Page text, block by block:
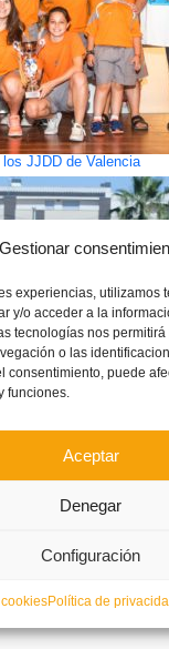
Gestionar
experiencias, utilizamos
y/o acceder a la
tecnologías nos permitirá
o las
consentimiento, puede
funciones.
Aceptar
Denegar
Configuración
Política de
JJDD de Valencia
Valencia, con un Papo
tecnificación infantil en